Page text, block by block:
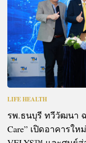
LIFE HEALTH
รพ.ธนบุรี ทวีวัฒนา ฉ
Care” เปิดอาคารใ